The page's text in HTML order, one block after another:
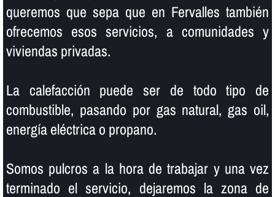
queremos que sepa que en Fervalles también
ofrecemos esos servicios, a comunidades y
viviendas privadas.
La calefacción puede ser de todo tipo de
combustible, pasando por gas natural, gas oil,
energí­a eléctrica o propano.
Somos pulcros a la hora de trabajar y una vez
terminado el servicio, dejaremos la zona de